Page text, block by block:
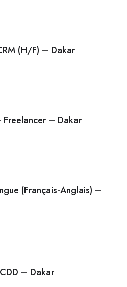
(H/F) – Dakar
– Dakar
(Français-Anglais) –
– Dakar